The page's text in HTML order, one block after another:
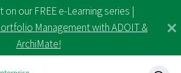
on our FREE e-Learning series |
Management with ADOIT &
ArchiMate!